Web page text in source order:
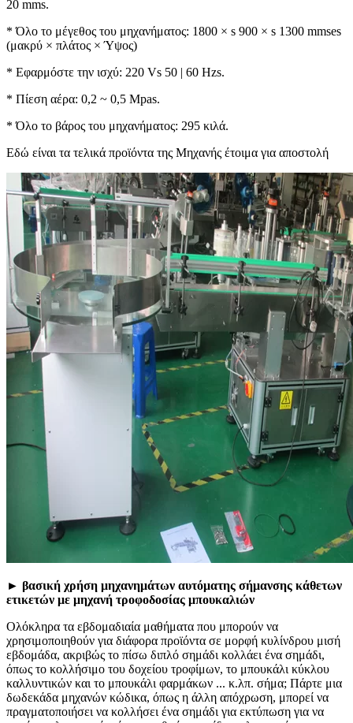
20 mms.
* Όλο το μέγεθος του μηχανήματος: 1800 × s 900 × s 1300 mmses
(μακρύ × πλάτος × Ύψος)
* Εφαρμόστε την ισχύ: 220 Vs 50 | 60 Hzs.
* Πίεση αέρα: 0,2 ~ 0,5 Mpas.
* Όλο το βάρος του μηχανήματος: 295 κιλά.
Εδώ είναι τα τελικά προϊόντα της Μηχανής έτοιμα για αποστολή
► βασική χρήση μηχανημάτων αυτόματης σήμανσης κάθετων
ετικετών με μηχανή τροφοδοσίας μπουκαλιών
Ολόκληρα τα εβδομαδιαία μαθήματα που μπορούν να
χρησιμοποιηθούν για διάφορα προϊόντα σε μορφή κυλίνδρου μισή
εβδομάδα, ακριβώς το πίσω διπλό σημάδι κολλάει ένα σημάδι,
όπως το κολλήσιμο του δοχείου τροφίμων, το μπουκάλι κύκλου
καλλυντικών και το μπουκάλι φαρμάκων ... κ.λπ. σήμα; Πάρτε μια
δωδεκάδα μηχανών κώδικα, όπως η άλλη απόχρωση, μπορεί να
πραγματοποιήσει να κολλήσει ένα σημάδι για εκτύπωση για να